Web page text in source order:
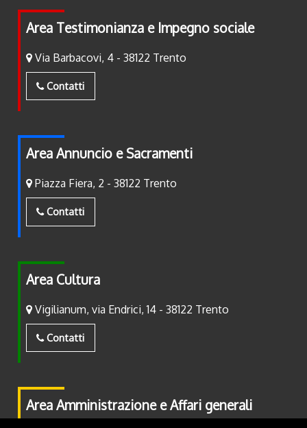
Area Testimonianza e Impegno sociale
Via Barbacovi, 4 - 38122 Trento
Contatti
Area Annuncio e Sacramenti
Piazza Fiera, 2 - 38122 Trento
Contatti
Area Cultura
Vigilianum, via Endrici, 14 - 38122 Trento
Contatti
Area Amministrazione e Affari generali